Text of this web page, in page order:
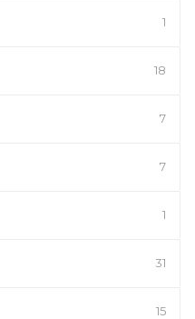
1
18
7
7
1
31
15